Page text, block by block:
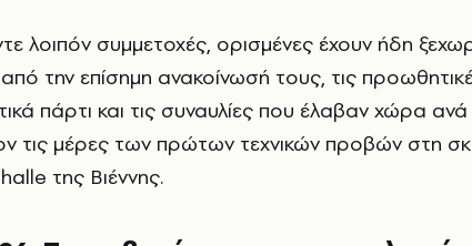
λοιπόν συμμετοχές, ορισμένες έχουν ήδη
την επίσημη ανακοίνωσή τους, τις
πάρτι και τις συναυλίες που έλαβαν χώρα ανά
τις μέρες των πρώτων τεχνικών προβών στη
της Βιέννης.